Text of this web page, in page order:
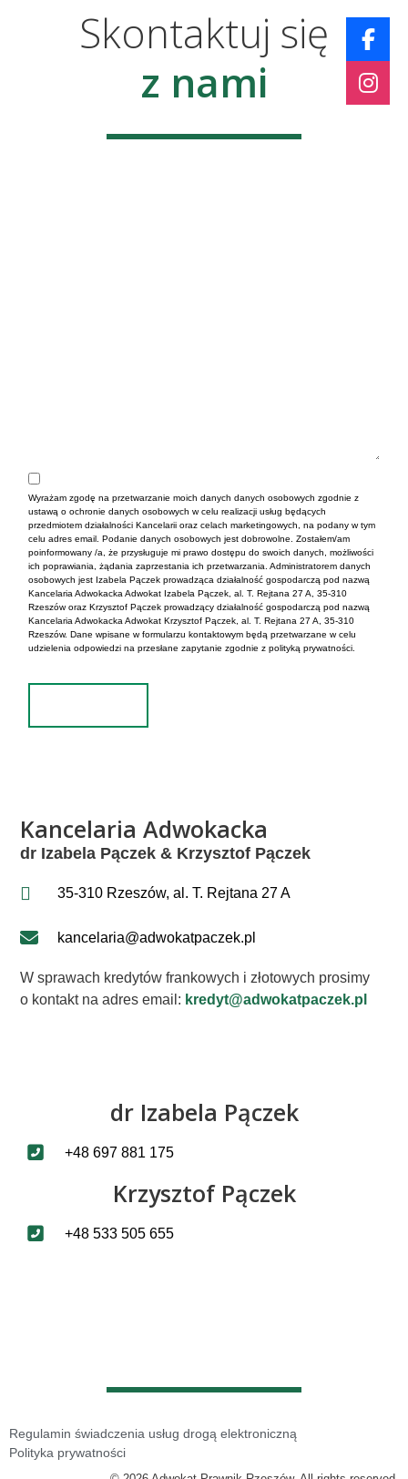
Skontaktuj się
z nami
Wyrażam zgodę na przetwarzanie moich danych danych osobowych zgodnie z
ustawą o ochronie danych osobowych w celu realizacji usług będących
przedmiotem działalności Kancelarii oraz celach marketingowych, na podany w tym
celu adres email. Podanie danych osobowych jest dobrowolne. Zostałem/am
poinformowany /a, że przysługuje mi prawo dostępu do swoich danych, możliwości
ich poprawiania, żądania zaprzestania ich przetwarzania. Administratorem danych
osobowych jest Izabela Pączek prowadząca działalność gospodarczą pod nazwą
Kancelaria Adwokacka Adwokat Izabela Pączek, al. T. Rejtana 27 A, 35-310
Rzeszów oraz Krzysztof Pączek prowadzący działalność gospodarczą pod nazwą
Kancelaria Adwokacka Adwokat Krzysztof Pączek, al. T. Rejtana 27 A, 35-310
Rzeszów. Dane wpisane w formularzu kontaktowym będą przetwarzane w celu
udzielenia odpowiedzi na przesłane zapytanie zgodnie z polityką prywatności.
Kancelaria Adwokacka
dr Izabela Pączek & Krzysztof Pączek
35-310 Rzeszów, al. T. Rejtana 27 A
kancelaria@adwokatpaczek.pl
W sprawach kredytów frankowych i złotowych prosimy
o kontakt na adres email: kredyt@adwokatpaczek.pl
dr Izabela Pączek
+48 697 881 175
Krzysztof Pączek
+48 533 505 655
Regulamin świadczenia usług drogą elektroniczną
Polityka prywatności